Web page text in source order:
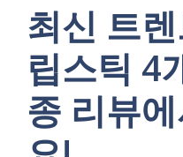
최신 트
립스틱 4
종 리뷰